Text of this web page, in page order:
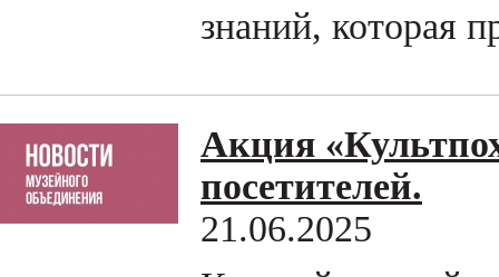
знаний, которая
Акция
посетителей.
21.06.2025